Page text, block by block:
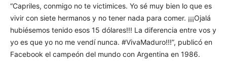
“Capriles, conmigo no te victimices. Yo sé muy bien lo que es
vivir con siete hermanos y no tener nada para comer. ¡¡¡Ojalá
hubiésemos tenido esos 15 dólares!!! La diferencia entre vos y
yo es que yo no me vendí nunca. #VivaMaduro!!!”, publicó en
Facebook el campeón del mundo con Argentina en 1986.